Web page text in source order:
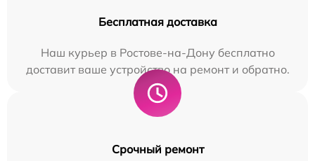
Бесплатная доставка
Наш курьер в Ростове-на-Дону бесплатно
доставит ваше устройство на ремонт и обратно.
Срочный ремонт